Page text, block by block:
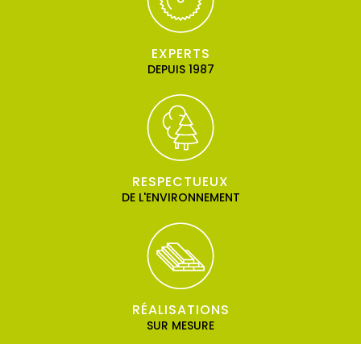
EXPERTS
DEPUIS 1987
RESPECTUEUX
DE L'ENVIRONNEMENT
RÉALISATIONS
SUR MESURE